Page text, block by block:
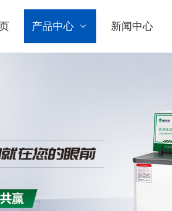
产品中心 新闻中心